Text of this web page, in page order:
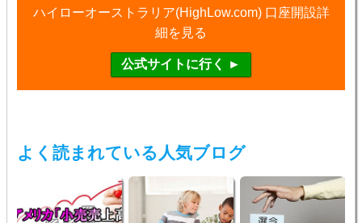
ハイローオーストラリア(HighLow.com) 口座開設詳
細を見る
よく読まれている人気ブログ